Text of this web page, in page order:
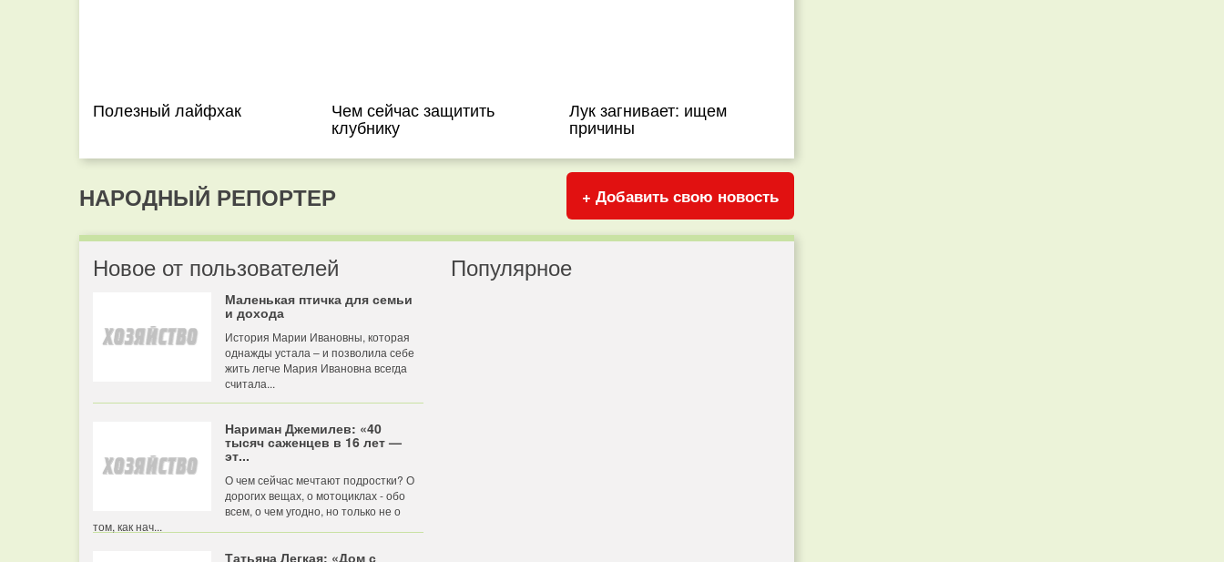
Полезный лайфхак Чем сейчас защитить
клубнику
Лук загнивает: ищем
причины
НАРОДНЫЙ РЕПОРТЕР + Добавить свою новость
Новое от пользователей
Маленькая птичка для семьи
и дохода
История Марии Ивановны, которая
однажды устала – и позволила себе
жить легче Мария Ивановна всегда
считала...
Нариман Джемилев: «40
тысяч саженцев в 16 лет —
эт...
О чем сейчас мечтают подростки? О
дорогих вещах, о мотоциклах - обо
всем, о чем угодно, но только не о
том, как нач...
Татьяна Легкая: «Дом с
Популярное